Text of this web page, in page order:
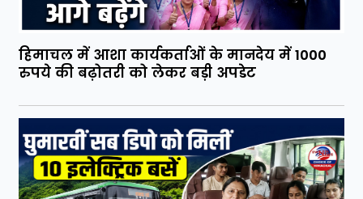
हिमाचल में आशा कार्यकर्ताओं के मानदेय में 1000
रुपये की बढ़ोतरी को लेकर बड़ी अपडेट